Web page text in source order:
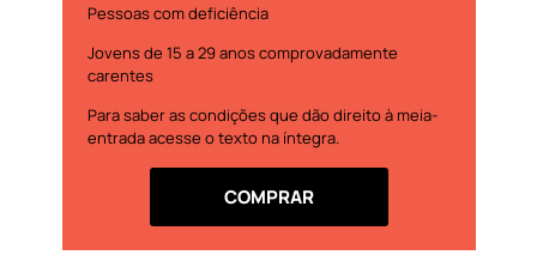
Pessoas com deficiência
Jovens de 15 a 29 anos comprovadamente
carentes
Para saber as condições que dão direito à meia-
entrada acesse o texto na íntegra.
COMPRAR